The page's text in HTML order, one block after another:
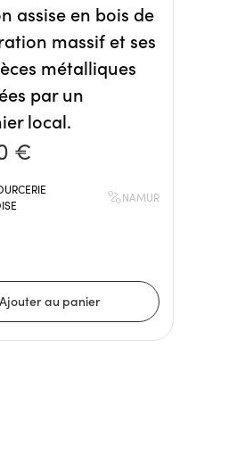
assise en bois de
massif et ses
métalliques
par un
local.
€
NAMUR